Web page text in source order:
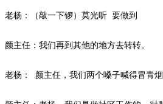
老杨：（敲一下锣）莫光听 要做到
颜主任：我们再到其他的地方去转转。
老杨： 颜主任，我们两个嗓子喊得冒青